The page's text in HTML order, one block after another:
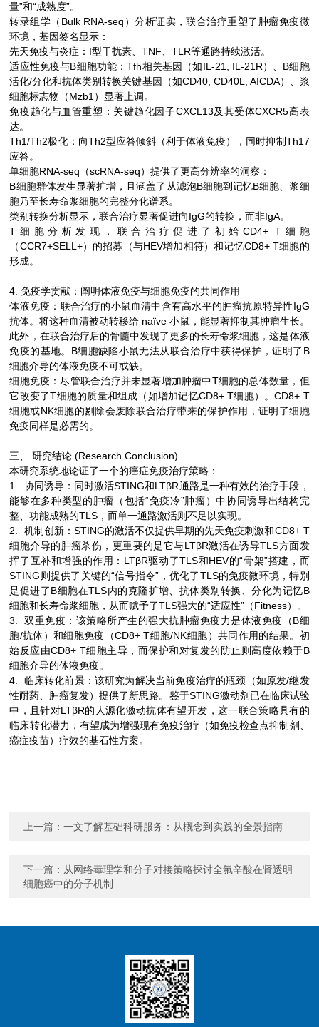
量”和“成熟度”。
转录组学（Bulk RNA-seq）分析证实，联合治疗重塑了肿瘤免疫微
环境，基因签名显示：
先天免疫与炎症：I型干扰素、TNF、TLR等通路持续激活。
适应性免疫与B细胞功能：Tfh相关基因（如IL-21, IL-21R）、B细胞
活化/分化和抗体类别转换关键基因（如CD40, CD40L, AICDA）、浆
细胞标志物（Mzb1）显著上调。
免疫趋化与血管重塑：关键趋化因子CXCL13及其受体CXCR5高表
达。
Th1/Th2极化：向Th2型应答倾斜（利于体液免疫），同时抑制Th17
应答。
单细胞RNA-seq（scRNA-seq）提供了更高分辨率的洞察：
B细胞群体发生显著扩增，且涵盖了从滤泡B细胞到记忆B细胞、浆细
胞乃至长寿命浆细胞的完整分化谱系。
类别转换分析显示，联合治疗显著促进向IgG的转换，而非IgA。
T细胞分析发现，联合治疗促进了初始CD4+ T细胞
（CCR7+SELL+）的招募（与HEV增加相符）和记忆CD8+ T细胞的
形成。
4. 免疫学贡献：阐明体液免疫与细胞免疫的共同作用
体液免疫：联合治疗的小鼠血清中含有高水平的肿瘤抗原特异性IgG
抗体。将这种血清被动转移给 naïve 小鼠，能显著抑制其肿瘤生长。
此外，在联合治疗后的骨髓中发现了更多的长寿命浆细胞，这是体液
免疫的基地。B细胞缺陷小鼠无法从联合治疗中获得保护，证明了B
细胞介导的体液免疫不可或缺。
细胞免疫：尽管联合治疗并未显著增加肿瘤中T细胞的总体数量，但
它改变了T细胞的质量和组成（如增加记忆CD8+ T细胞）。CD8+ T
细胞或NK细胞的剔除会废除联合治疗带来的保护作用，证明了细胞
免疫同样是必需的。
三、 研究结论 (Research Conclusion)
本研究系统地论证了一个的癌症免疫治疗策略：
1. 协同诱导：同时激活STING和LTβR通路是一种有效的治疗手段，
能够在多种类型的肿瘤（包括“免疫冷”肿瘤）中协同诱导出结构完
整、功能成熟的TLS，而单一通路激活则不足以实现。
2. 机制创新：STING的激活不仅提供早期的先天免疫刺激和CD8+ T
细胞介导的肿瘤杀伤，更重要的是它与LTβR激活在诱导TLS方面发
挥了互补和增强的作用：LTβR驱动了TLS和HEV的“骨架”搭建，而
STING则提供了关键的“信号指令”，优化了TLS的免疫微环境，特别
是促进了B细胞在TLS内的克隆扩增、抗体类别转换、分化为记忆B
细胞和长寿命浆细胞，从而赋予了TLS强大的“适应性”（Fitness）。
3. 双重免疫：该策略所产生的强大抗肿瘤免疫力是体液免疫（B细
胞/抗体）和细胞免疫（CD8+ T细胞/NK细胞）共同作用的结果。初
始反应由CD8+ T细胞主导，而保护和对复发的防止则高度依赖于B
细胞介导的体液免疫。
4. 临床转化前景：该研究为解决当前免疫治疗的瓶颈（如原发/继发
性耐药、肿瘤复发）提供了新思路。鉴于STING激动剂已在临床试验
中，且针对LTβR的人源化激动抗体有望开发，这一联合策略具有的
临床转化潜力，有望成为增强现有免疫治疗（如免疫检查点抑制剂、
癌症疫苗）疗效的基石性方案。
上一篇：一文了解基础科研服务：从概念到实践的全景指南
下一篇： 从网络毒理学和分子对接策略探讨全氟辛酸在肾透明
细胞癌中的分子机制